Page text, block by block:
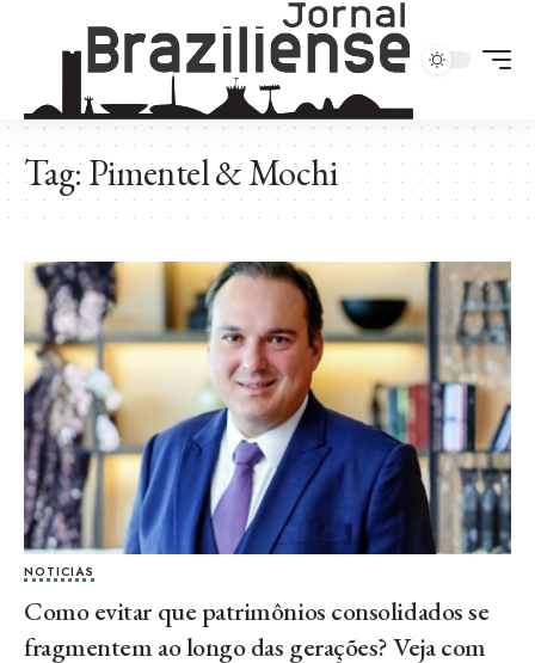
Tag:Pimentel & Mochi
NOTICIAS
Como evitar que patrimônios consolidados se
fragmentem ao longo das gerações? Veja com